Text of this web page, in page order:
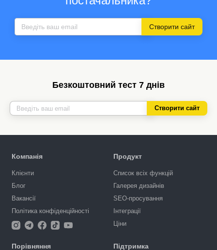
Створити сайт
Безкоштовний тест 7 днів
Створити сайт
Компанія
Клієнти
Блог
Вакансії
Політика конфіденційності
Продукт
Список всіх функцій
Галерея дизайнів
SEO-просування
Інтеграції
Ціни
Порівняння Підтримка